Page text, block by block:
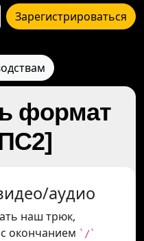
Зарегистрироваться
формат
аудио
наш трюк,
окончанием `/`